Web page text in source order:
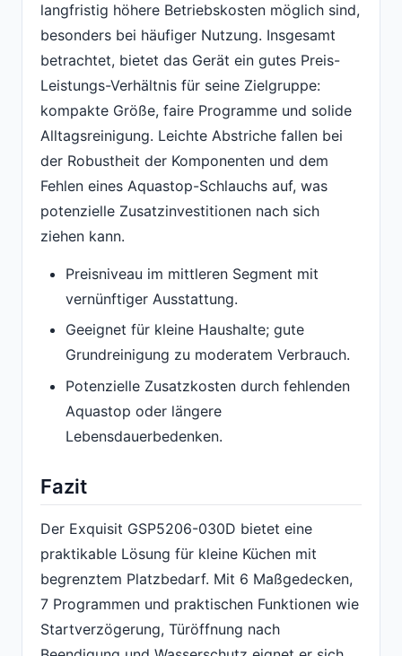
langfristig höhere Betriebskosten möglich sind,
besonders bei häufiger Nutzung. Insgesamt
betrachtet, bietet das Gerät ein gutes Preis-
Leistungs-Verhältnis für seine Zielgruppe:
kompakte Größe, faire Programme und solide
Alltagsreinigung. Leichte Abstriche fallen bei
der Robustheit der Komponenten und dem
Fehlen eines Aquastop-Schlauchs auf, was
potenzielle Zusatzinvestitionen nach sich
ziehen kann.
Preisniveau im mittleren Segment mit
vernünftiger Ausstattung.
Geeignet für kleine Haushalte; gute
Grundreinigung zu moderatem Verbrauch.
Potenzielle Zusatzkosten durch fehlenden
Aquastop oder längere
Lebensdauerbedenken.
Fazit
Der Exquisit GSP5206-030D bietet eine
praktikable Lösung für kleine Küchen mit
begrenztem Platzbedarf. Mit 6 Maßgedecken,
7 Programmen und praktischen Funktionen wie
Startverzögerung, Türöffnung nach